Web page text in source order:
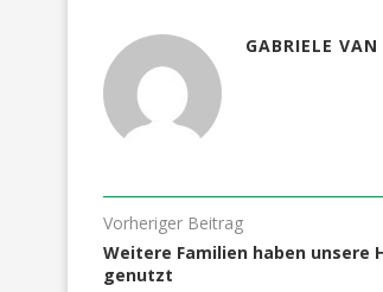
GABRIELE
Vorheriger Beitrag
Weitere Familien haben unsere
genutzt